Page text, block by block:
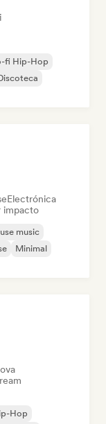
fi Hip-Hop
Electrónica
impacto
music
Minimal
Hop